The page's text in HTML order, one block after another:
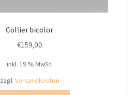
Collier bicolor
€159,00
inkl. 19 % MwSt.
zzgl. Versandkosten